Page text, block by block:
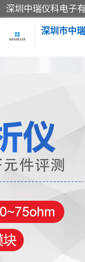
深圳市中
电阻-功率计
万用表
蓝牙测试仪
过程校验仪
泰克示波器